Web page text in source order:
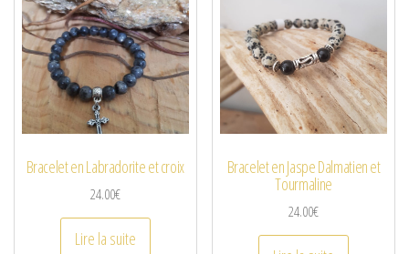
Bracelet en Labradorite et croix
24.00€
Lire la suite
Bracelet en Jaspe Dalmatien et
Tourmaline
24.00€